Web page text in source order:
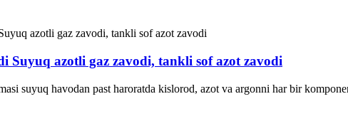
Suyuq azotli gaz zavodi, tankli sof azot zavodi
suyuq havodan past haroratda kislorod, azot va argonni har bir